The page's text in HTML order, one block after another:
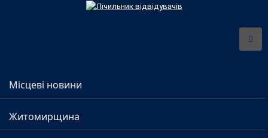
Місцеві новини
Житомирщина